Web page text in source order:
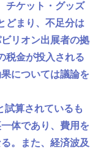
チケット・グッズ
どまり、不足分は
リオン出展者の拠
税金が投入される
については議論を
試算されているも
体であり、費用を
。また、経済波及